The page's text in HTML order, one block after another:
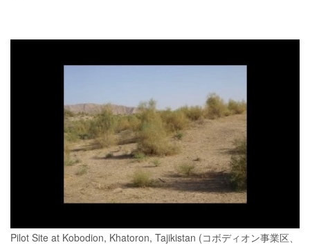
Pilot Site at Kobodion, Khatoron, Tajikistan (コボディオン事業区、